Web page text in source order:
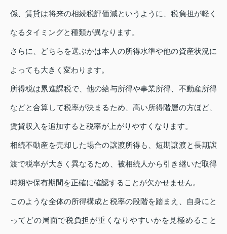
係、賃貸は将来の相続税評価減というように、税負担が軽く
なるタイミングと種類が異なります。
さらに、どちらを選ぶかは本人の所得水準や他の資産状況に
よっても大きく変わります。
所得税は累進課税で、他の給与所得や事業所得、不動産所得
などと合算して税率が決まるため、高い所得階層の方ほど、
賃貸収入を追加すると税率が上がりやすくなります。
相続不動産を売却した場合の譲渡所得も、短期譲渡と長期譲
渡で税率が大きく異なるため、被相続人から引き継いだ取得
時期や保有期間を正確に確認することが欠かせません。
このような全体の所得構成と税率の段階を踏まえ、自身にと
ってどの局面で税負担が重くなりやすいかを見極めること